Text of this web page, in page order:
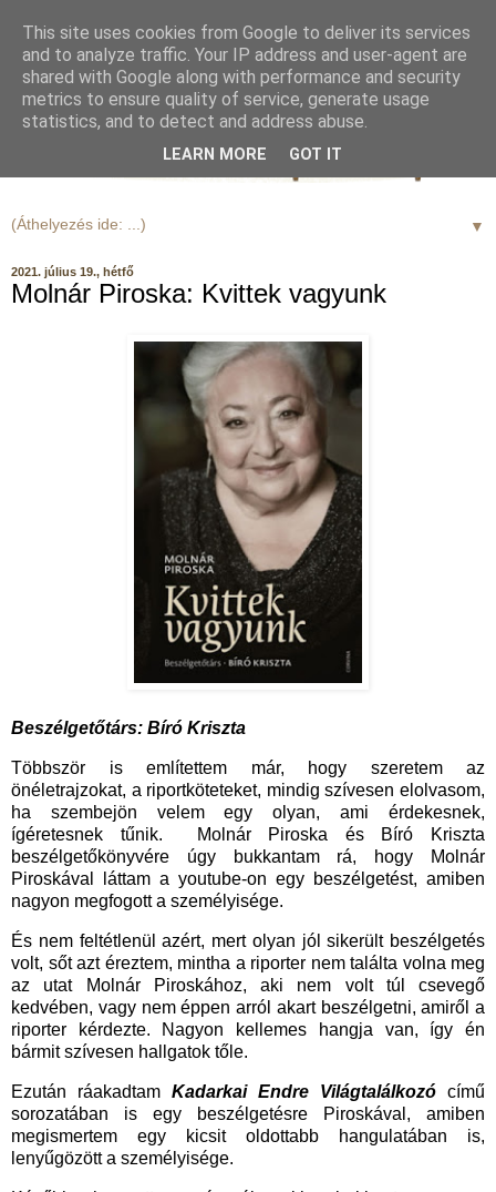
▼
2021. július 19., hétfő
Molnár Piroska: Kvittek vagyunk
Beszélgetőtárs: Bíró Kriszta
Többször is említettem már, hogy szeretem az
önéletrajzokat, a riportköteteket, mindig szívesen elolvasom,
ha szembejön velem egy olyan, ami érdekesnek,
ígéretesnek tűnik. Molnár Piroska és Bíró Kriszta
beszélgetőkönyvére úgy bukkantam rá, hogy Molnár
Piroskával láttam a youtube-on egy beszélgetést, amiben
nagyon megfogott a személyisége.
És nem feltétlenül azért, mert olyan jól sikerült beszélgetés
volt, sőt azt éreztem, mintha a riporter nem találta volna meg
az utat Molnár Piroskához, aki nem volt túl csevegő
kedvében, vagy nem éppen arról akart beszélgetni, amiről a
riporter kérdezte. Nagyon kellemes hangja van, így én
bármit szívesen hallgatok tőle.
Ezután ráakadtam Kadarkai Endre Világtalálkozó című
sorozatában is egy beszélgetésre Piroskával, amiben
megismertem egy kicsit oldottabb hangulatában is,
lenyűgözött a személyisége.
This site uses cookies from Google to deliver its services
and to analyze traffic. Your IP address and user-agent are
shared with Google along with performance and security
metrics to ensure quality of service, generate usage
statistics, and to detect and address abuse.
LEARN MORE GOT IT